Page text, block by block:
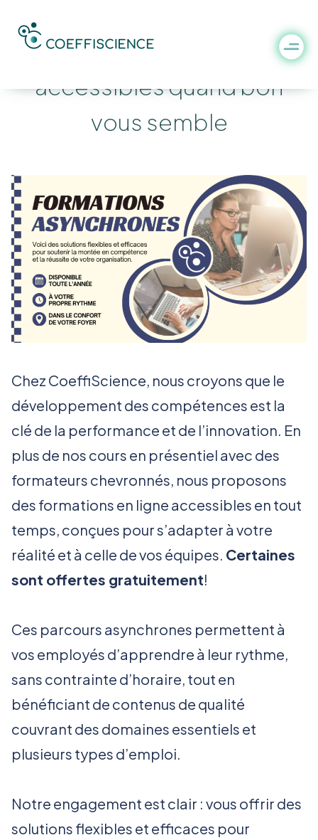
Des formations
accessibles quand bon
vous semble
Chez CoeffiScience, nous croyons que le
développement des compétences est la
clé de la performance et de l’innovation. En
plus de nos cours en présentiel avec des
formateurs chevronnés, nous proposons
des formations en ligne accessibles en tout
temps, conçues pour s’adapter à votre
réalité et à celle de vos équipes. Certaines
sont offertes gratuitement!
Ces parcours asynchrones permettent à
vos employés d’apprendre à leur rythme,
sans contrainte d’horaire, tout en
bénéficiant de contenus de qualité
couvrant des domaines essentiels et
plusieurs types d’emploi.
Notre engagement est clair : vous offrir des
solutions flexibles et efficaces pour